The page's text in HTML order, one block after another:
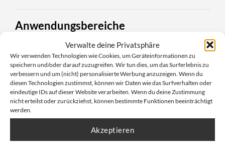
Verwalte deine Privatsphäre
Wir verwenden Technologien wie Cookies, um Geräteinformationen zu
speichern und/oder darauf zuzugreifen. Wir tun dies, um das Surferlebnis zu
verbessern und um (nicht) personalisierte Werbung anzuzeigen. Wenn du
diesen Technologien zustimmst, können wir Daten wie das Surfverhalten oder
eindeutige IDs auf dieser Website verarbeiten. Wenn du deine Zustimmung
nicht erteilst oder zurückziehst, können bestimmte Funktionen beeinträchtigt
werden.
Akzeptieren
Anwendungsbereiche
Rückbau und Sanierung asbesthaltiger Bauteile
Dachsanierung von Kunstschieferplatten
Entkernung von Gebäuden und Altbauten
Verpackung von beschädigten Isoliermaterialien
Innenräume mit engen Zugängen